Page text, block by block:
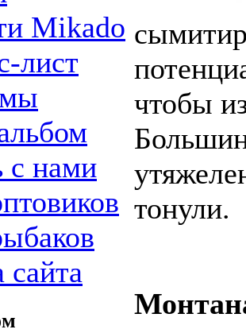
Mikado
лист
с нами
сайта
чтобы
тонули.